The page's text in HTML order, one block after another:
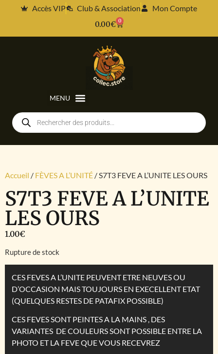
Accès VIP Club & Association
Mon Compte
0.00€ 0
Accueil / FÈVES A L’UNITÉ / S7T3 FEVE A L’UNITE LES OURS
S7T3 FEVE A L’UNITE
LES OURS
1.00€
Rupture de stock
CES FEVES A L’UNITE PEUVENT ETRE NEUVES OU
D’OCCASION MAIS TOUJOURS EN EXECELLENT ETAT
(QUELQUES RESTES DE PATAFIX POSSIBLE)
CES FEVES SONT PEINTES A LA MAINS , DES
VARIANTES DE COULEURS SONT POSSIBLE ENTRE LA
PHOTO ET LA FEVE QUE VOUS RECEVREZ